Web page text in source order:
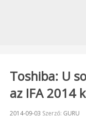
Toshiba: U
az IFA 2014
Beküldve:
2014-09-03 Szerző: GURU